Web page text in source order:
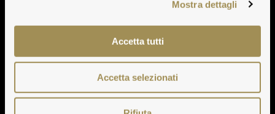
Mostra dettagli
Accetta tutti
Accetta selezionati